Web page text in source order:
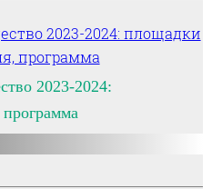
2023-2024: